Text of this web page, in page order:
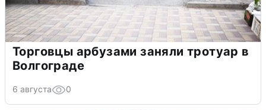
Торговцы арбузами заняли тротуар в
Волгограде
6 августа 0